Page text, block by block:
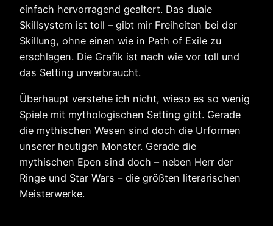
einfach hervorragend gealtert. Das duale
Skillsystem ist toll – gibt mir Freiheiten bei der
Skillung, ohne einen wie in Path of Exile zu
erschlagen. Die Grafik ist nach wie vor toll und
das Setting unverbraucht.
Überhaupt verstehe ich nicht, wieso es so wenig
Spiele mit mythologischen Setting gibt. Gerade
die mythischen Wesen sind doch die Urformen
unserer heutigen Monster. Gerade die
mythischen Epen sind doch – neben Herr der
Ringe und Star Wars – die größten literarischen
Meisterwerke.